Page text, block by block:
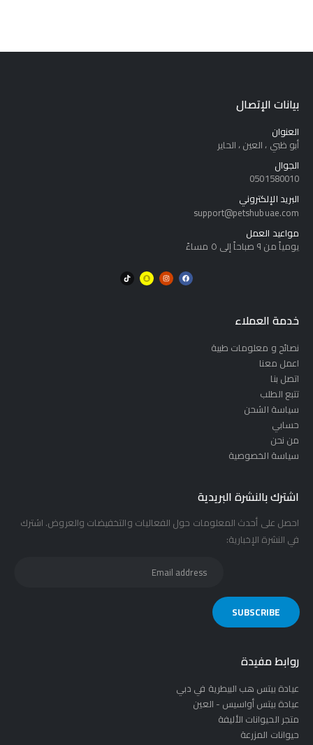
بيانات الإتصال
العنوان
أبو ظبي ، العين ، الحاير
الجوال
0501580010
البريد الإلكتروني
support@petshubuae.com
مواعيد العمل
يومياً من ٩ صباحاً إلى ٥ مساءً
خدمة العملاء
نصائح و معلومات طبية
اعمل معنا
اتصل بنا
تتبع الطلب
سياسة الشحن
حسابي
من نحن
سياسة الخصوصية
اشترك بالنشرة البريدية
احصل على أحدث المعلومات حول الفعاليات والتخفيضات والعروض. اشترك
في النشرة الإخبارية:
روابط مفيدة
عيادة بيتس هب البيطرية في دبي
عيادة بيتس أواسيس - العين
متجر الحيوانات الأليفة
حيوانات المزرعة